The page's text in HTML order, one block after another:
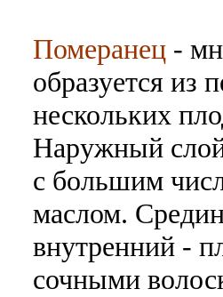
Померанец -
образуется из
нескольких
Наружный
с большим
маслом.
внутренний -
сочными